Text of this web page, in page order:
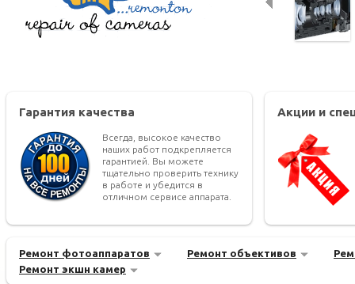
Гарантия качества
Всегда, высокое качество
наших работ подкрепляется
гарантией. Вы можете
тщательно проверить технику
в работе и убедится в
отличном сервисе аппарата.
Акции и
Ремонт фотоаппаратов Ремонт объективов
Ремонт экшн камер